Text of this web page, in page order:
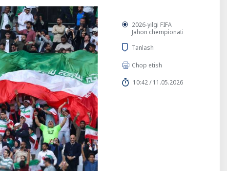
2026-yilgi FIFA
Jahon chempionati
Tanlash
Chop etish
10:42 / 11.05.2026